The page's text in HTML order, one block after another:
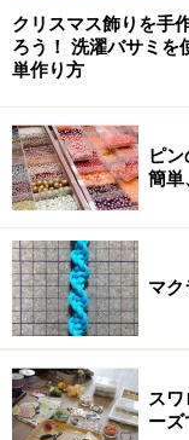
まっすぐな折り目を
均等にまっすぐ折
厚紙などをあてて
手作りアイロン定規
特に、この厚紙に
ン定規」を作って
り返し幅を決めら
けることができま
クロバー）をひと
クリスマス飾りを手
ろう！ 洗濯バサミを
単作り方
ピ
簡単
マ
ス
ーズ